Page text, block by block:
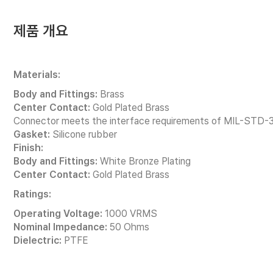
제품 개요
Materials:
Body and Fittings: Brass
Center Contact: Gold Plated Brass
Connector meets the interface requirements of MIL-STD-
Gasket: Silicone rubber
Finish:
Body and Fittings: White Bronze Plating
Center Contact: Gold Plated Brass
Ratings:
Operating Voltage: 1000 VRMS
Nominal Impedance: 50 Ohms
Dielectric: PTFE